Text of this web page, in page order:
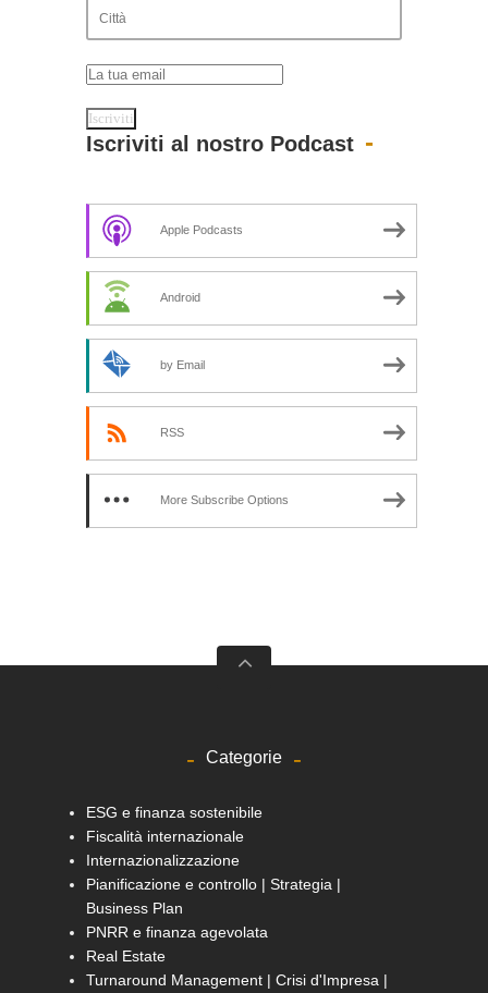
Iscriviti al nostro Podcast
Apple Podcasts
Android
by Email
RSS
More Subscribe Options
Categorie
ESG e finanza sostenibile
Fiscalità internazionale
Internazionalizzazione
Pianificazione e controllo | Strategia |
Business Plan
PNRR e finanza agevolata
Real Estate
Turnaround Management | Crisi d'Impresa |